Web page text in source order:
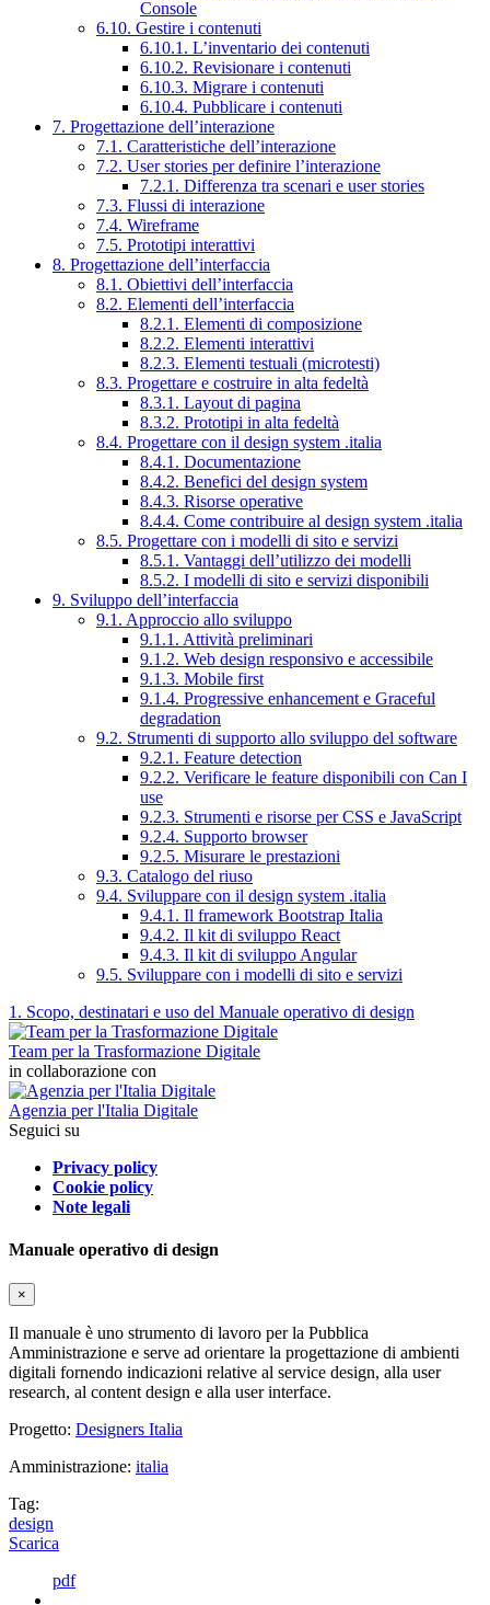
Console
6.10. Gestire i contenuti
6.10.1. L’inventario dei contenuti
6.10.2. Revisionare i contenuti
6.10.3. Migrare i contenuti
6.10.4. Pubblicare i contenuti
7. Progettazione dell’interazione
7.1. Caratteristiche dell’interazione
7.2. User stories per definire l’interazione
7.2.1. Differenza tra scenari e user stories
7.3. Flussi di interazione
7.4. Wireframe
7.5. Prototipi interattivi
8. Progettazione dell’interfaccia
8.1. Obiettivi dell’interfaccia
8.2. Elementi dell’interfaccia
8.2.1. Elementi di composizione
8.2.2. Elementi interattivi
8.2.3. Elementi testuali (microtesti)
8.3. Progettare e costruire in alta fedeltà
8.3.1. Layout di pagina
8.3.2. Prototipi in alta fedeltà
8.4. Progettare con il design system .italia
8.4.1. Documentazione
8.4.2. Benefici del design system
8.4.3. Risorse operative
8.4.4. Come contribuire al design system .italia
8.5. Progettare con i modelli di sito e servizi
8.5.1. Vantaggi dell’utilizzo dei modelli
8.5.2. I modelli di sito e servizi disponibili
9. Sviluppo dell’interfaccia
9.1. Approccio allo sviluppo
9.1.1. Attività preliminari
9.1.2. Web design responsivo e accessibile
9.1.3. Mobile first
9.1.4. Progressive enhancement e Graceful
degradation
9.2. Strumenti di supporto allo sviluppo del software
9.2.1. Feature detection
9.2.2. Verificare le feature disponibili con Can I
use
9.2.3. Strumenti e risorse per CSS e JavaScript
9.2.4. Supporto browser
9.2.5. Misurare le prestazioni
9.3. Catalogo del riuso
9.4. Sviluppare con il design system .italia
9.4.1. Il framework Bootstrap Italia
9.4.2. Il kit di sviluppo React
9.4.3. Il kit di sviluppo Angular
9.5. Sviluppare con i modelli di sito e servizi
1. Scopo, destinatari e uso del Manuale operativo di design
Team per la Trasformazione Digitale
in collaborazione con
Agenzia per l'Italia Digitale
Seguici su
Privacy policy
Cookie policy
Note legali
Manuale operativo di design
×
Il manuale è uno strumento di lavoro per la Pubblica
Amministrazione e serve ad orientare la progettazione di ambienti
digitali fornendo indicazioni relative al service design, alla user
research, al content design e alla user interface.
Progetto: Designers Italia
Amministrazione: italia
Tag:
design
Scarica
pdf